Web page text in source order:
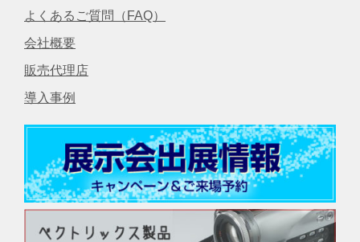
よくあるご質問（FAQ）
会社概要
販売代理店
導入事例